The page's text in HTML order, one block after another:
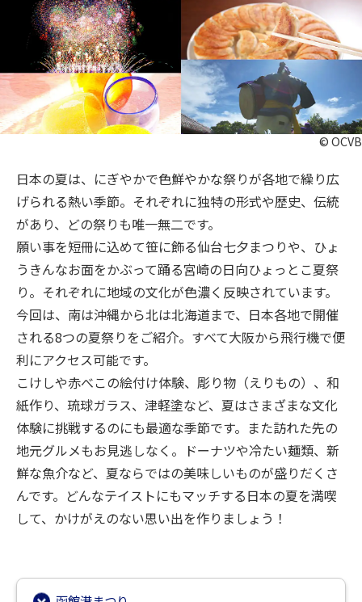
行き先
旅のお役立ち情報
閉じる
© OCVB
日本の夏は、にぎやかで色鮮やかな祭りが各地で繰り広
げられる熱い季節。それぞれに独特の形式や歴史、伝統
があり、どの祭りも唯一無二です。
願い事を短冊に込めて笹に飾る仙台七夕まつりや、ひょ
うきんなお面をかぶって踊る宮崎の日向ひょっとこ夏祭
り。それぞれに地域の文化が色濃く反映されています。
今回は、南は沖縄から北は北海道まで、日本各地で開催
される8つの夏祭りをご紹介。すべて大阪から飛行機で便
利にアクセス可能です。
こけしや赤べこの絵付け体験、彫り物（えりもの）、和
紙作り、琉球ガラス、津軽塗など、夏はさまざまな文化
体験に挑戦するのにも最適な季節です。また訪れた先の
地元グルメもお見逃しなく。ドーナツや冷たい麺類、新
鮮な魚介など、夏ならではの美味しいものが盛りだくさ
んです。どんなテイストにもマッチする日本の夏を満喫
して、かけがえのない思い出を作りましょう！